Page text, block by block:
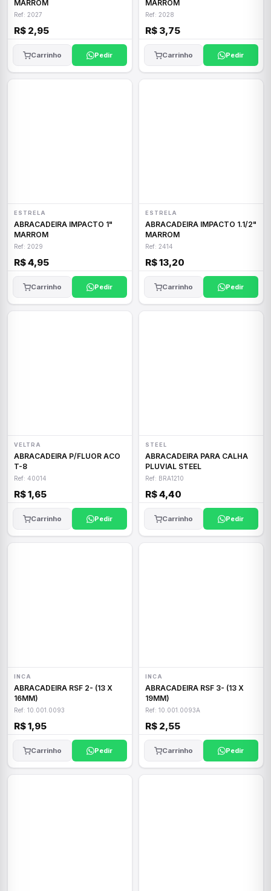
MARROM
Ref: 2027
R$ 2,95
Carrinho Pedir
MARROM
Ref: 2028
R$ 3,75
Carrinho Pedir
ESTRELA
ABRACADEIRA IMPACTO 1"
MARROM
Ref: 2029
R$ 4,95
Carrinho Pedir
ESTRELA
ABRACADEIRA IMPACTO 1.1/2"
MARROM
Ref: 2414
R$ 13,20
Carrinho Pedir
VELTRA
ABRACADEIRA P/FLUOR ACO
T-8
Ref: 40014
R$ 1,65
Carrinho Pedir
STEEL
ABRACADEIRA PARA CALHA
PLUVIAL STEEL
Ref: BRA1210
R$ 4,40
Carrinho Pedir
INCA
ABRACADEIRA RSF 2- (13 X
16MM)
Ref: 10.001.0093
R$ 1,95
Carrinho Pedir
INCA
ABRACADEIRA RSF 3- (13 X
19MM)
Ref: 10.001.0093A
R$ 2,55
Carrinho Pedir